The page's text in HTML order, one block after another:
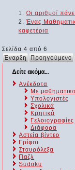
Οι αριθμοί
Ένας
καφετέρια
Σελίδα 4 από 6
Έναρξη Προηγούμενο
Δείτε ακόμα...
Ανέκδοτα
Με
Υπολογιστές
Σχολικά
Κρητικά
Γελοιογραφίες
Διάφορα
Αστεία βίντεο
Γρίφοι
Σταυρόλεξα
Παζλ
Sudoku